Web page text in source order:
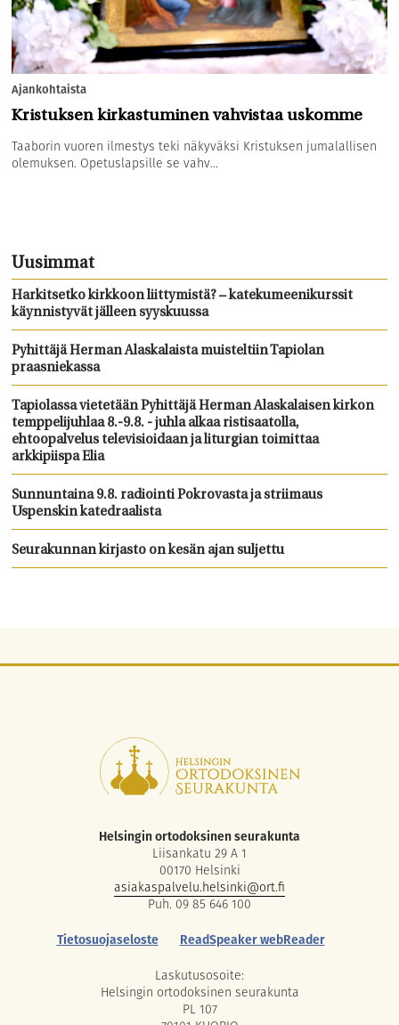
Ajankohtaista
Kristuksen kirkastuminen vahvistaa uskomme
Taaborin vuoren ilmestys teki näkyväksi Kristuksen jumalallisen
olemuksen. Opetuslapsille se vahv...
Uusimmat
Harkitsetko kirkkoon liittymistä? – katekumeenikurssit
käynnistyvät jälleen syyskuussa
Pyhittäjä Herman Alaskalaista muisteltiin Tapiolan
praasniekassa
Tapiolassa vietetään Pyhittäjä Herman Alaskalaisen kirkon
temppelijuhlaa 8.-9.8. - juhla alkaa ristisaatolla,
ehtoopalvelus televisioidaan ja liturgian toimittaa
arkkipiispa Elia
Sunnuntaina 9.8. radiointi Pokrovasta ja striimaus
Uspenskin katedraalista
Seurakunnan kirjasto on kesän ajan suljettu
Helsingin ortodoksinen seurakunta
Liisankatu 29 A 1
00170 Helsinki
asiakaspalvelu.helsinki@ort.fi
Puh. 09 85 646 100
Tietosuojaseloste
ReadSpeaker webReader
Laskutusosoite:
Helsingin ortodoksinen seurakunta
PL 107